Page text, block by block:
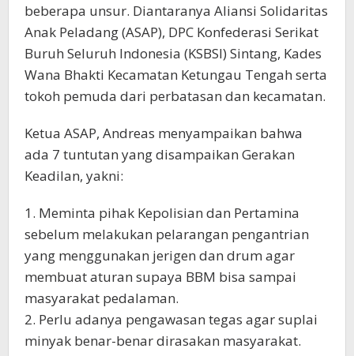
beberapa unsur. Diantaranya Aliansi Solidaritas
Anak Peladang (ASAP), DPC Konfederasi Serikat
Buruh Seluruh Indonesia (KSBSI) Sintang, Kades
Wana Bhakti Kecamatan Ketungau Tengah serta
tokoh pemuda dari perbatasan dan kecamatan.
Ketua ASAP, Andreas menyampaikan bahwa
ada 7 tuntutan yang disampaikan Gerakan
Keadilan, yakni:
1. Meminta pihak Kepolisian dan Pertamina
sebelum melakukan pelarangan pengantrian
yang menggunakan jerigen dan drum agar
membuat aturan supaya BBM bisa sampai
masyarakat pedalaman.
2. Perlu adanya pengawasan tegas agar suplai
minyak benar-benar dirasakan masyarakat.